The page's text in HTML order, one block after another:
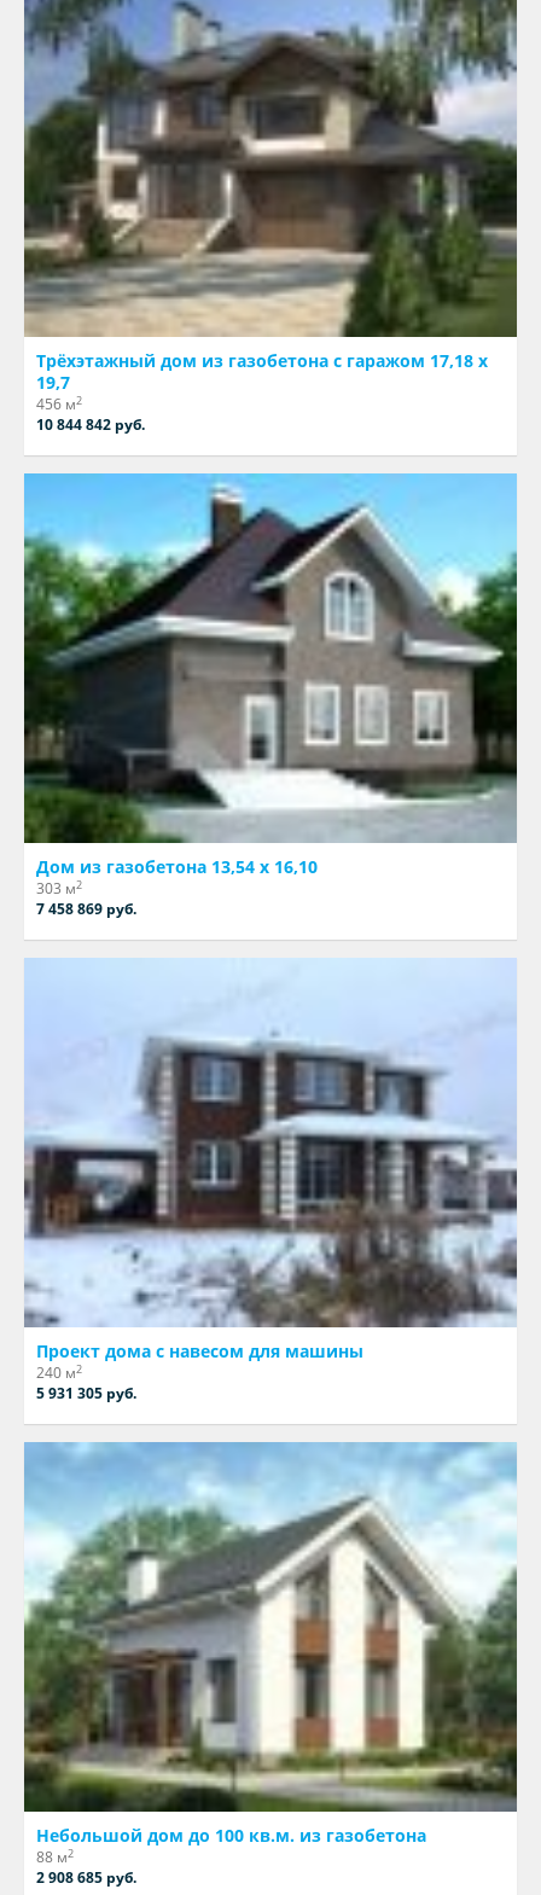
Трёхэтажный дом из газобетона с гаражом 17,18 х
19,7
456 м2
10 844 842 руб.
Дом из газобетона 13,54 х 16,10
303 м2
7 458 869 руб.
Проект дома с навесом для машины
240 м2
5 931 305 руб.
Небольшой дом до 100 кв.м. из газобетона
88 м2
2 908 685 руб.